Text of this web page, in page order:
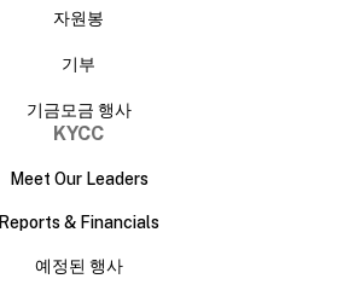
자원봉
기부
기금모금 행사
KYCC
Meet Our Leaders
Reports & Financials
예정된 행사